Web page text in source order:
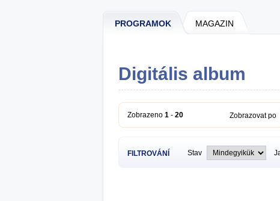
PROGRAMOK MAGAZIN
Digitális album
Zobrazeno 1 - 20 Zobrazovat po
FILTROVÁNÍ Stav